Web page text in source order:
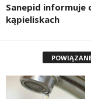
Sanepid informuje
kąpieliskach